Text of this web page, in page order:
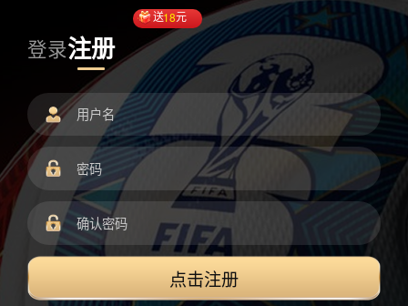
登录注册
送18元
点击注册